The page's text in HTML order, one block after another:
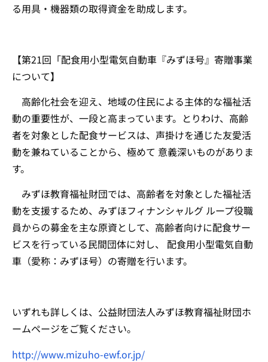
る用具・機器類の取得資金を助成します。
【第21回「配食用小型電気自動車『みずほ号』寄贈事業
について】
高齢化社会を迎え、地域の住民による主体的な福祉活
動の重要性が、一段と高まっています。とりわけ、高齢
者を対象とした配食サービスは、声掛けを通じた友愛活
動を兼ねていることから、極めて 意義深いものがありま
す。
みずほ教育福祉財団では、高齢者を対象とした福祉活
動を支援するため、みずほフィナンシャルグ ループ役職
員からの募金を主な原資として、高齢者向けに配食サー
ビスを行っている民間団体に対し、 配食用小型電気自動
車（愛称：みずほ号）の寄贈を行います。
いずれも詳しくは、公益財団法人みずほ教育福祉財団ホ
ームページをご覧ください。
http://www.mizuho-ewf.or.jp/